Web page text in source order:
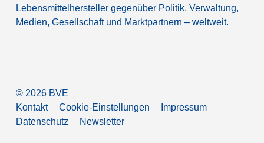
Lebensmittelhersteller gegenüber Politik, Verwaltung,
Medien, Gesellschaft und Marktpartnern – weltweit.
© 2026BVE
Kontakt
Cookie-Einstellungen
Impressum
Datenschutz
Newsletter